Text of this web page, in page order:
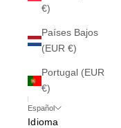
€)
Países Bajos
(EUR €)
Portugal (EUR
€)
Español
Idioma